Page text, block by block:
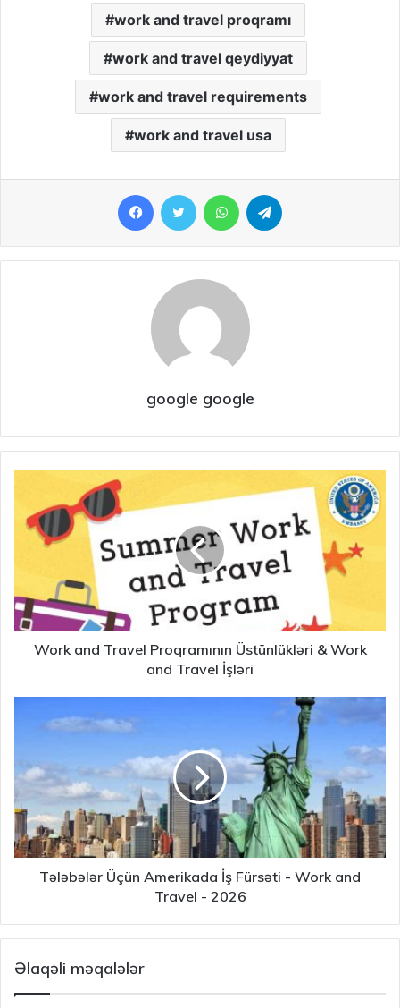
work and travel proqramı
work and travel qeydiyyat
work and travel requirements
work and travel usa
FacebookTwitter WhatsApp
google google
Work and Travel Proqramının Üstünlükləri & Work
and Travel İşləri
Tələbələr Üçün Amerikada İş Fürsəti - Work and
Travel - 2026
Əlaqəli məqalələr